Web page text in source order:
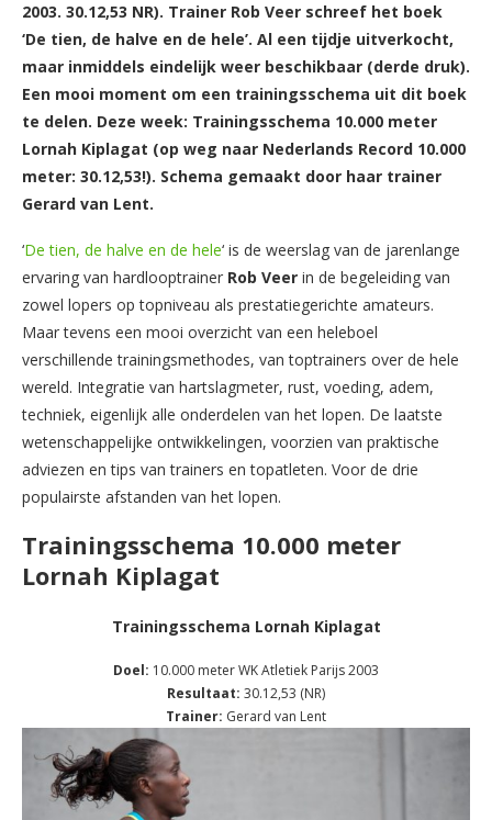
2003. 30.12,53 NR). Trainer Rob Veer schreef het boek
‘De tien, de halve en de hele’. Al een tijdje uitverkocht,
maar inmiddels eindelijk weer beschikbaar (derde druk).
Een mooi moment om een trainingsschema uit dit boek
te delen. Deze week: Trainingsschema 10.000 meter
Lornah Kiplagat (op weg naar Nederlands Record 10.000
meter: 30.12,53!). Schema gemaakt door haar trainer
Gerard van Lent.
‘De tien, de halve en de hele‘ is de weerslag van de jarenlange
ervaring van hardlooptrainer Rob Veer in de begeleiding van
zowel lopers op topniveau als prestatiegerichte amateurs.
Maar tevens een mooi overzicht van een heleboel
verschillende trainingsmethodes, van toptrainers over de hele
wereld. Integratie van hartslagmeter, rust, voeding, adem,
techniek, eigenlijk alle onderdelen van het lopen. De laatste
wetenschappelijke ontwikkelingen, voorzien van praktische
adviezen en tips van trainers en topatleten. Voor de drie
populairste afstanden van het lopen.
Trainingsschema 10.000 meter
Lornah Kiplagat
Trainingsschema Lornah Kiplagat
Doel: 10.000 meter WK Atletiek Parijs 2003
Resultaat: 30.12,53 (NR)
Trainer: Gerard van Lent